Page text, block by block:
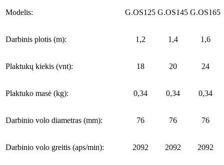
Modelis: G.OS125 G.OS145 G.OS165
Darbinis plotis (m): 1,2 1,4 1,6
Plaktukų kiekis (vnt): 18 20 24
Plaktuko masė (kg): 0,34 0,34 0,34
Darbinio volo diametras (mm): 76 76 76
Darbinio volo greitis (aps/min): 2092 2092 2092